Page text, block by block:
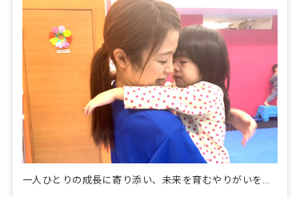
一人ひとりの成長に寄り添い、未来を育むやりがいをあなたに！